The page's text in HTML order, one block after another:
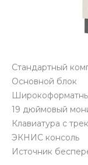
Стандартный
Основной блок
19 дюймовый
Клавиатура с
ЭКНИС консоль
Источник